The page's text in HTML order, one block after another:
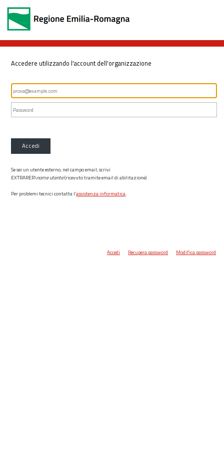
Accedere utilizzando l'account dell'organizzazione
Accedi
Se sei un utente esterno, nel campo email, scrivi
EXTRARER\nome utente(ricevuto tramite email di abilitazione)
Per problemi tecnici contatta l’assistenza informatica.
Accedi Recupera password Modifica password